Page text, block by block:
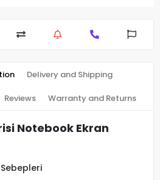
Delivery and Shipping
Reviews Warranty and Returns
Notebook Ekran